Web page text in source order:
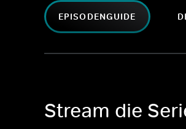
EPISODENGUIDE
Stream die